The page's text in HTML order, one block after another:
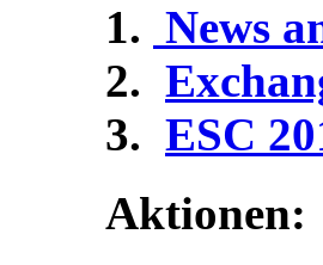
News
ESC
Aktionen: